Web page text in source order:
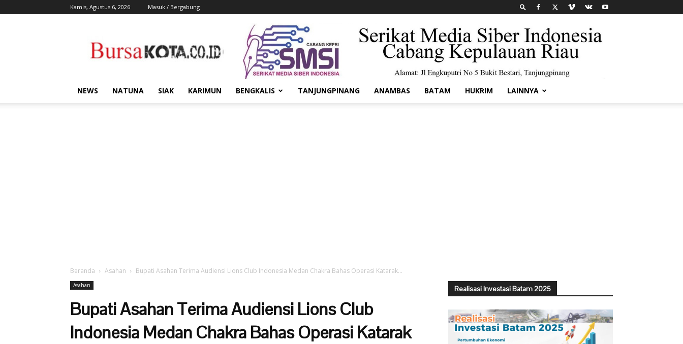
Kamis, Agustus 6, 2026 Masuk / Bergabung
Kota
NEWS NATUNA SIAK KARIMUN BENGKALIS TANJUNGPINANG ANAMBAS BATAM HUKRIM LAINNYA
Beranda Asahan Bupati Asahan Terima Audiensi Lions Club Indonesia Medan Chakra Bahas Operasi Katarak...
Asahan
Bupati Asahan Terima Audiensi Lions Club
Indonesia Medan Chakra Bahas Operasi Katarak
Realisasi Investasi Batam 2025